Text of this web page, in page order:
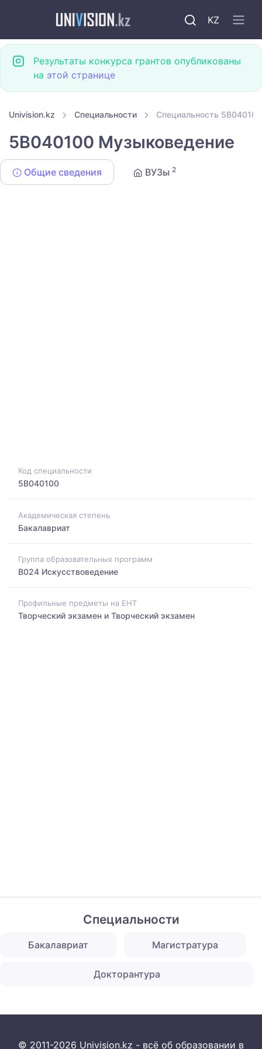
KZ
Результаты конкурса грантов опубликованы
на этой странице
Univision.kz Специальности Специальность
5B040100 Музыковедение
Общие сведения ВУЗы 2
Код специальности
5B040100
Академическая степень
Бакалавриат
Группа образовательных программ
B024 Искусствоведение
Профильные предметы на ЕНТ
Творческий экзамен и Творческий экзамен
Специальности
Бакалавриат Магистратура
Докторантура
© 2011-2026 Univision.kz - всё об образовании в